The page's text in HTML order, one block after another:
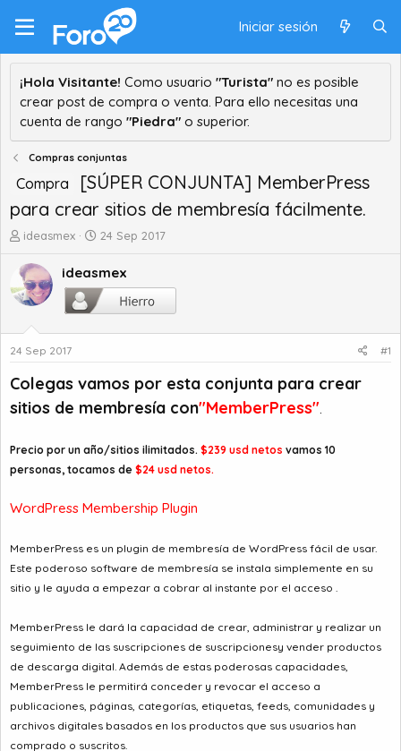
Iniciar sesión
¡Hola Visitante! Como usuario "Turista" no es posible
crear post de compra o venta. Para ello necesitas una
cuenta de rango "Piedra" o superior.
Compras conjuntas
Compra
[SÚPER CONJUNTA] MemberPress
para crear sitios de membresía fácilmente.
A
t
o
r
e
t
m
a
ideasmex
F
c
h
e
i
c
24 Sep 2017
ideasmex
24 Sep 2017 #1
Colegas vamos por esta conjunta para crear
sitios de membresía con"MemberPress".
Precio por un año/sitios ilimitados. $239 usd netos vamos 10
personas, tocamos de $24 usd netos.
WordPress Membership Plugin
MemberPress es un plugin de membresía de WordPress fácil de usar.
Este poderoso software de membresía se instala simplemente en su
sitio y le ayuda a empezar a cobrar al instante por el acceso .
MemberPress le dará la capacidad de crear, administrar y realizar un
seguimiento de las suscripciones de suscripcionesy vender productos
de descarga digital. Además de estas poderosas capacidades,
MemberPress le permitirá conceder y revocar el acceso a
publicaciones, páginas, categorías, etiquetas, feeds, comunidades y
archivos digitales basados ​​en los productos que sus usuarios han
comprado o suscritos.